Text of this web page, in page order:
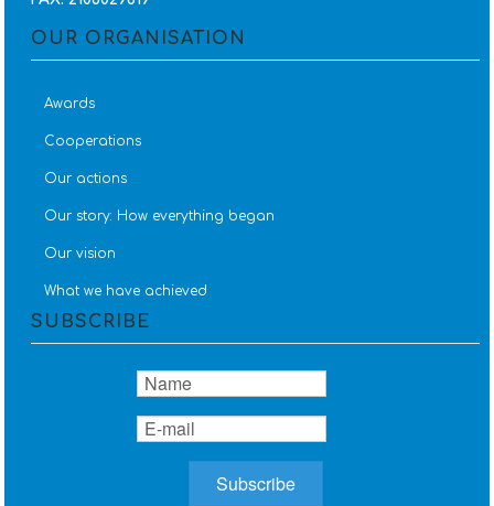
OUR ORGANISATION
Awards
Cooperations
Our actions
Our story: How everything began
Our vision
What we have achieved
SUBSCRIBE